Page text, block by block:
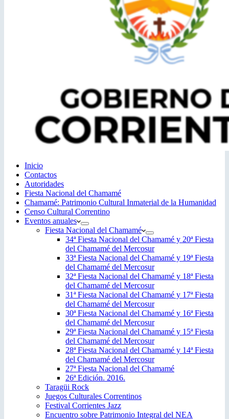
Inicio
Contactos
Autoridades
Fiesta Nacional del Chamamé
Chamamé: Patrimonio Cultural Inmaterial de la Humanidad
Censo Cultural Correntino
Eventos anuales
Fiesta Nacional del Chamamé
34ª Fiesta Nacional del Chamamé y 20ª Fiesta
del Chamamé del Mercosur
33ª Fiesta Nacional del Chamamé y 19ª Fiesta
del Chamamé del Mercosur
32ª Fiesta Nacional del Chamamé y 18ª Fiesta
del Chamamé del Mercosur
31ª Fiesta Nacional del Chamamé y 17ª Fiesta
del Chamamé del Mercosur
30ª Fiesta Nacional del Chamamé y 16ª Fiesta
del Chamamé del Mercosur
29ª Fiesta Nacional del Chamamé y 15ª Fiesta
del Chamamé del Mercosur
28ª Fiesta Nacional del Chamamé y 14ª Fiesta
del Chamamé del Mercosur
27ª Fiesta Nacional del Chamamé
26ª Edición. 2016.
Taragüi Rock
Juegos Culturales Correntinos
Festival Corrientes Jazz
Encuentro sobre Patrimonio Integral del NEA